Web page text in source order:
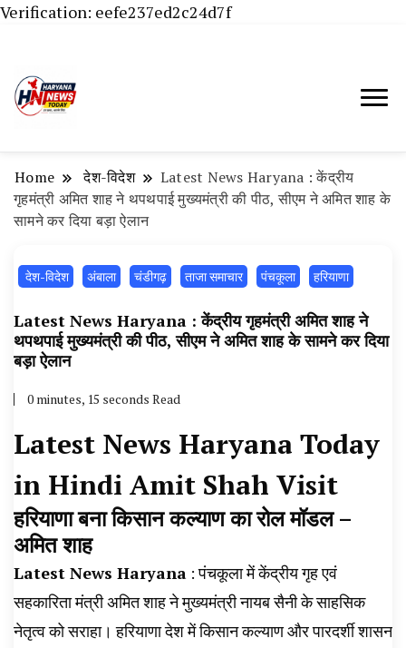
Verification: eefe237ed2c24d7f
हांसी, जींद और हरियाणा की ताजा खबरें
Haryana News Today, Haryana Live, Live
चैनल, Haryana News Today, Latest News
Hisar, Hisar Breaking News, Hansi News
Today, Hisar Crime News Today, Narnaund
Taaja Khabar, Haryana Crime News Today,
Weather Update in Haryana, Weather Alert
in Haryana, Rain Alert in Haryana, Haryana
Haryana Police Fir, Haryana Portet Update
News, Student Portest News, Kisan Protest
News, AHN News, Abtak Haryana News,
Home ‌ देश-विदेश
Latest News Haryana : केंद्रीय
गृहमंत्री अमित शाह ने थपथपाई मुख्यमंत्री की पीठ, सीएम ने अमित शाह के
सामने कर दिया बड़ा ऐलान
‌ देश-विदेश अंबाला चंडीगढ़ ताजा समाचार पंचकूला हरियाणा
Latest News Haryana : केंद्रीय गृहमंत्री अमित शाह ने
थपथपाई मुख्यमंत्री की पीठ, सीएम ने अमित शाह के सामने कर दिया
बड़ा ऐलान
0 minutes, 15 seconds Read
Latest News Haryana Today
in Hindi Amit Shah Visit
हरियाणा बना किसान कल्याण का रोल मॉडल–
अमित शाह
Latest News Haryana : पंचकूला में केंद्रीय गृह एवं
सहकारिता मंत्री अमित शाह ने मुख्यमंत्री नायब सैनी के साहसिक
नेतृत्व को सराहा। हरियाणा देश में किसान कल्याण और पारदर्शी शासन